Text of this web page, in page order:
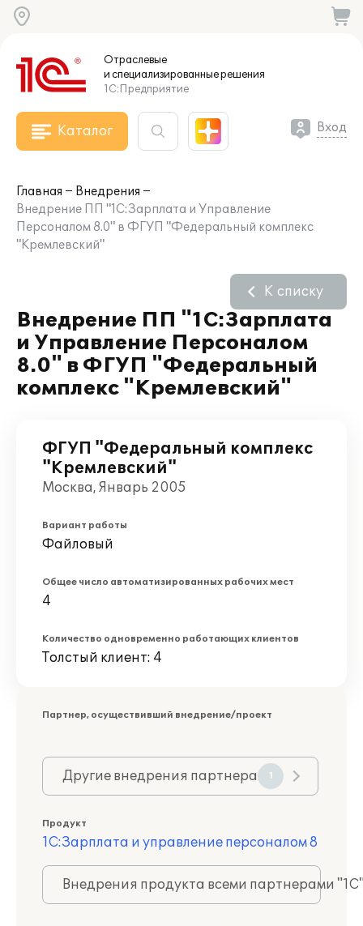
Отраслевые
и специализированныерешения
1С:Предприятие
Каталог Вход
Главная
Внедрения
Внедрение ПП "1С:Зарплата и Управление
Персоналом 8.0" в ФГУП "Федеральный комплекс
"Кремлевский"
Внедрение ПП "1С:Зарплата
и Управление Персоналом
8.0" в ФГУП "Федеральный
комплекс "Кремлевский"
К списку
ФГУП "Федеральный комплекс
"Кремлевский"
Москва, Январь 2005
Вариант работы
Файловый
Общее число автоматизированных рабочих мест
4
Количество одновременно работающих клиентов
Толстый клиент: 4
Партнер, осуществивший внедрение/проект
Другие внедрения партнера 1
Продукт
1С:Зарплата и управление персоналом 8
Внедрения продукта всеми партнерами